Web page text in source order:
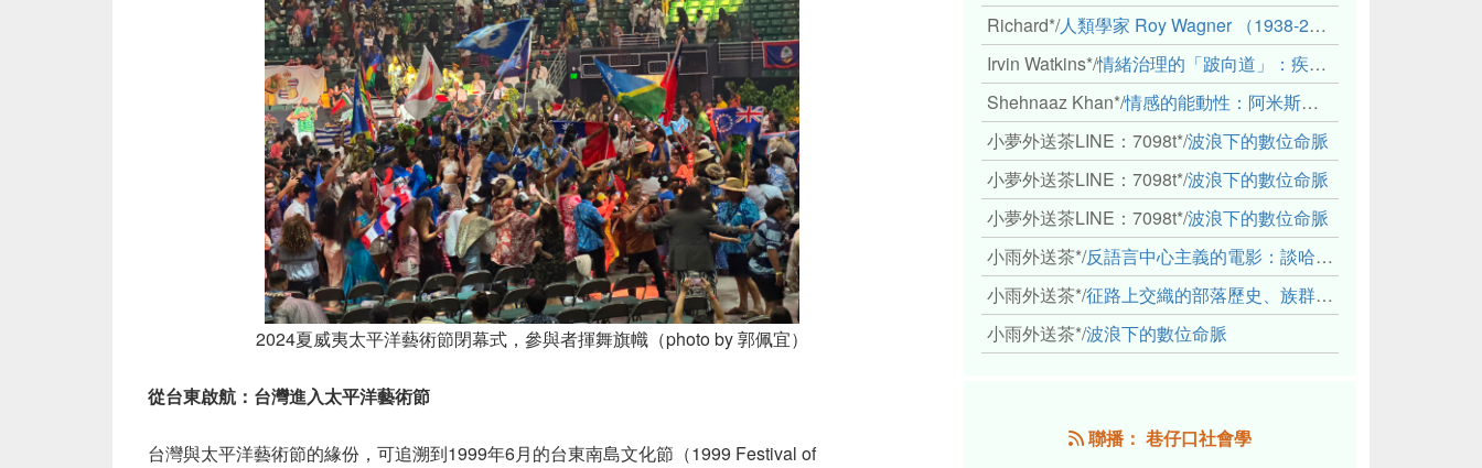
2024夏威夷太平洋藝術節閉幕式，參與者揮舞旗幟（photo by 郭佩宜）
從台東啟航：台灣進入太平洋藝術節
台灣與太平洋藝術節的緣份，可追溯到1999年6月的台東南島文化節（1999 Festival of
Richard*/人類學家 Roy Wagner （1938-2018）
Irvin Watkins*/情緒治理的「跛向道」：疾病與文化象徵的轉變舉例
Shehnaaz Khan*/情感的能動性：阿米斯音樂節的「對話觀察」
小夢外送茶LINE：7098t*/波浪下的數位命脈
小夢外送茶LINE：7098t*/波浪下的數位命脈
小夢外送茶LINE：7098t*/波浪下的數位命脈
小雨外送茶*/反語言中心主義的電影：談哈佛感官民族誌實驗室
小雨外送茶*/征路上交織的部落歷史、族群與國家邊界敘事： 《路有多長》、《高砂的翅膀》、《檔案／李光輝》
小雨外送茶*/波浪下的數位命脈
聯播： 巷仔口社會學